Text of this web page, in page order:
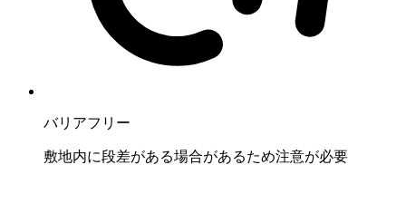
バリアフリー
敷地内に段差がある場合があるため注意が必要